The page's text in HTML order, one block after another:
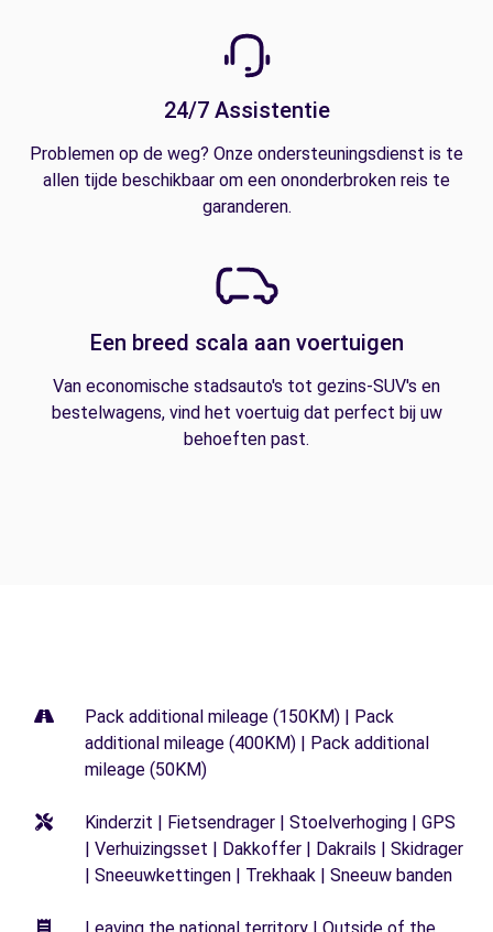
24/7 Assistentie
Problemen op de weg? Onze ondersteuningsdienst is te
allen tijde beschikbaar om een ononderbroken reis te
garanderen.
Een breed scala aan voertuigen
Van economische stadsauto's tot gezins-SUV's en
bestelwagens, vind het voertuig dat perfect bij uw
behoeften past.
Pack additional mileage (150KM) | Pack
additional mileage (400KM) | Pack additional
mileage (50KM)
Kinderzit | Fietsendrager | Stoelverhoging | GPS
| Verhuizingsset | Dakkoffer | Dakrails | Skidrager
| Sneeuwkettingen | Trekhaak | Sneeuw banden